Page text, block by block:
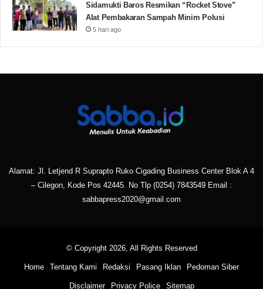
Sidamukti Baros Resmikan “Rocket Stove”
Alat Pembakaran Sampah Minim Polusi
5 hari ago
Alamat: Jl. Letjend R Suprapto Ruko Cigading Business Center Blok A 4
– Cilegon, Kode Pos 42445. No Tlp (0254) 7843549 Email :
sabbapress2020@gmail.com
© Copyright 2026, All Rights Reserved
Home Tentang Kami Redaksi Pasang Iklan Pedoman Siber
Disclaimer Privacy Police Sitemap